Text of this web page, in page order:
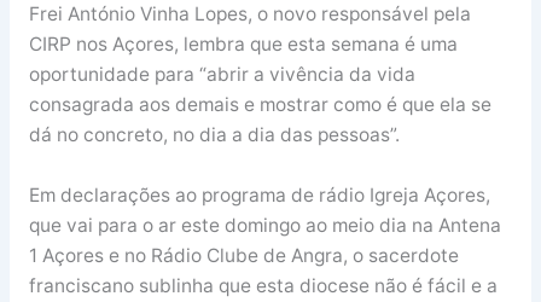
Frei António Vinha Lopes, o novo responsável pela
CIRP nos Açores, lembra que esta semana é uma
oportunidade para “abrir a vivência da vida
consagrada aos demais e mostrar como é que ela se
dá no concreto, no dia a dia das pessoas”.
Em declarações ao programa de rádio Igreja Açores,
que vai para o ar este domingo ao meio dia na Antena
1 Açores e no Rádio Clube de Angra, o sacerdote
franciscano sublinha que esta diocese não é fácil e a